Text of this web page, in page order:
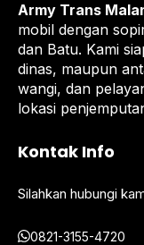
Army Trans
mobil dengan
dan Batu. Kami
dinas, maupun
wangi, dan
lokasi
Kontak Info
Silahkan hubungi
0821-3155-4720